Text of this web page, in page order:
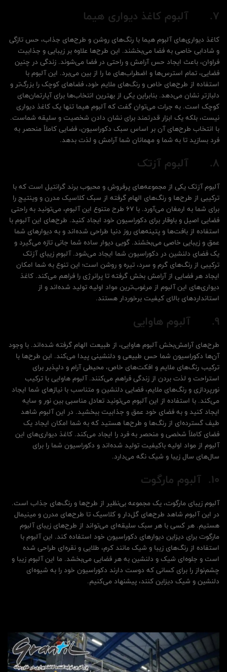
7. آلبوم کاغذ دیواری هیما
کاغذ دیواری‌های آلبوم هیما با رنگ‌های روشن و طرح‌های جذاب، حس تازگی
و شادابی خاصی به فضا می‌بخشند. این طرح‌ها علاوه بر زیبایی و جذابیت
فراوان، باعث ایجاد حس آرامش و راحتی در فضا می‌شوند. زندگی در چنین
فضایی، تمام استرس‌ها و اضطراب‌های ما را از بین می‌برد. این آلبوم با
استفاده از طرح‌های خاص و رنگ‌های ملایم خود، فضاهای کوچک را بزرگ‌تر و
دلباز‌تر نشان می‌دهد. بنابراین یکی از بهترین انتخاب‌ها برای آپارتمان‌های
کوچک است. به جرات می‌توان گفت که آلبوم هیما تنها یک کاغذ دیواری
نیست، بلکه یک ابزار قدرتمند برای نشان دادن شخصیت و سلیقه شماست.
با انتخاب طرح‌های آن بر اساس سبک دکوراسیون، فضایی کاملاً منحصر به
فرد بسازید تا به شما و مهمانان شما آرامش و لذت بدهد.
8. آلبوم آزتک
آلبوم آزتک یکی از مجموعه‌های پرفروش و محبوب برند گرانتیل است که با
ترکیبی از طرح‌ها و رنگ‌های الهام گرفته از سبک کلاسیک مدرن و وینتیج را
برای شما به ارمغان می‌آورد. با 67 طرح متنوع این آلبوم، می‌تونید به راحتی
فضایی اصیل و باوقار برای دکوراسیون خود ایجاد کنید. طرح‌های این آلبوم با
استفاده از بافت‌ها و پتینه‌های روز دنیا طراحی شده‌اند و به دیوارهای شما
عمق و زیبایی خاصی می‌بخشند. گویی دیوار ساده شما جانی تازه می‌گیرد و
یک فضای دلنشین در دکوراسیون شما ایجاد می‌شود. آلبوم زیبای آزتک
ترکیبی از رنگ‌های گرم و سرد، تیره و روشن است؛ این تنوع به شما امکان
ایجاد هر فضایی از آرامش بخش گرفته تا پرانرژی را فراهم می‌کند. کاغذ
دیواری‌های این آلبوم از مرغوب‌ترین مواد اولیه تولید شده‌اند و از
استانداردهای بالای کیفیت برخوردار هستند.
9. آلبوم هاوایی
طرح‌های آرامش‌بخش آلبوم هاوایی، از طبیعت الهام گرفته‌ شده‌اند. با وجود
آن‌ها دکوراسیون شما حس طبیعی و دلنشینی پیدا می‌کند. این طرح‌ها با
ترکیب رنگ‌های ملایم و افکت‌های خاص، محیطی آرام و دلپذیر برای
استراحت و لذت بردن از زندگی فراهم می‌کنند. آلبوم هاوایی با ترکیب
نورپردازی و رنگ‌های ملایم، فضایی دلنشین و متناسب با نیازهای شما ایجاد
می‌کند. با استفاده از این آلبوم می‌تونید تعادل مناسبی بین نور و سایه
ایجاد کنید و به فضای خود عمق و جذابیت ببخشید. در این آلبوم شاهد
طیف گسترده‌ای از رنگ‌ها و طرح‌ها هستید که به شما امکان ایجاد یک
فضای کاملاً شخصی و منحصر به فرد را ایجاد می‌کند. کاغذ دیواری‌های این
آلبوم از مواد اولیه باکیفیت تولید شده‌اند و دکوراسیون شما را برای
سال‌های سال زیبا و شیک نگه می‌دارد.
10. آلبوم مارگوت
آلبوم زیبای مارگوت، یک مجموعه بی‌نظیر از طرح‌ها و رنگ‌های جذاب است.
در این آلبوم شاهد طرح‌های گل‌دار و کلاسیک تا طرح‌های مدرن و مینیمال
هستیم. هر کسی با هر سبک سلیقه‌ای می‌تواند از طرح‌های زیبای آلبوم
مارگوت برای دیزاین دیوارهای دکوراسیون خود استفاده کند. این آلبوم با
استفاده از رنگ‌های زیبا و شیک مانند کرم، طلایی و نقره‌ای طراحی شده
است و جلوه‌ای شیک و دلنشین به هر فضایی می‌بخشد. ما این آلبوم زیبا و
چشم‌نواز را برای کسانی که دوست دارند دکوراسیون خود را به شیوه‌ای
دلنشین و شیک دیزاین کنند، پیشنهاد می‌کنیم.